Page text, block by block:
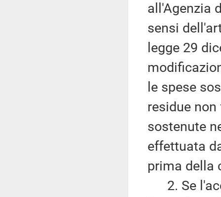
all'Agenzia
sensi
legge 29
le spese
residue
sostenute
effettuata
prima della
2. Se